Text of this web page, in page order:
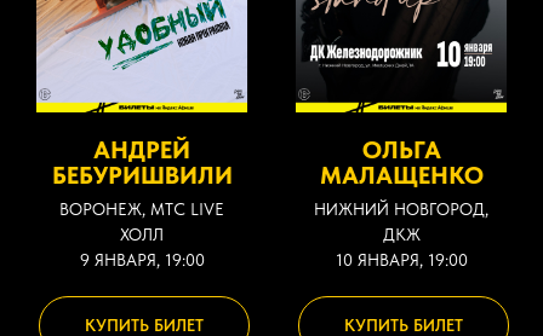
АНДРЕЙ
БЕБУРИШВИЛИ
ВОРОНЕЖ, МТС LIVE
ХОЛЛ
9 ЯНВАРЯ, 19:00
КУПИТЬ БИЛЕТ
ОЛЬГА
МАЛАЩЕНКО
НИЖНИЙ НОВГОРОД,
ДКЖ
10 ЯНВАРЯ, 19:00
КУПИТЬ БИЛЕТ